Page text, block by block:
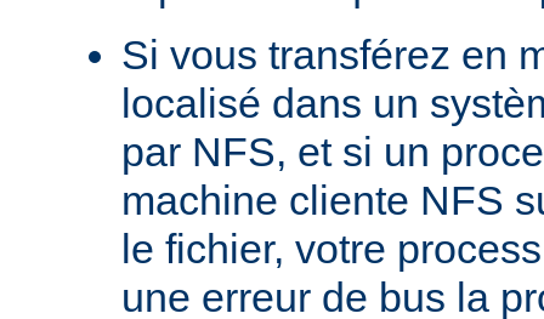
Si vous transférez en
localisé dans un
par NFS, et si un
machine cliente NFS
le fichier, votre
une erreur de bus la